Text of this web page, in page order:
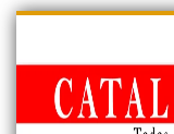
Skip
content